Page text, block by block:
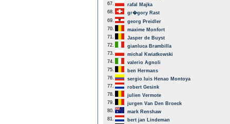
67.
rafal Majka
68.
gr�gory Rast
69.
georg Preidler
70.
maxime Monfort
71.
Jasper de Buyst
72.
gianluca Brambilla
73.
michal Kwiatkowski
74.
valerio Agnoli
75.
ben Hermans
76.
sergio luis Henao Montoya
77.
robert Gesink
78.
julien Vermote
79.
jurgen Van Den Broeck
80.
mark Renshaw
81.
bert jan Lindeman